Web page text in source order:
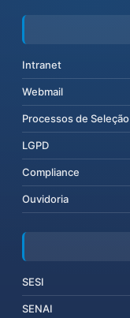
Intranet
Webmail
Processos de Seleção
LGPD
Compliance
Ouvidoria
SESI
SENAI